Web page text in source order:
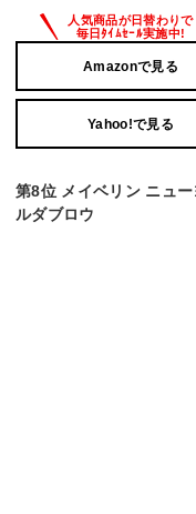
Amazonで見る
Yahoo!で見る
第8位 メイベリン ニュ
ルダブロウ